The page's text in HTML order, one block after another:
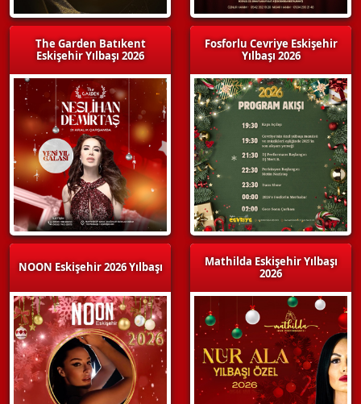
The Garden Batıkent
Eskişehir Yılbaşı 2026
NOON Eskişehir 2026 Yılbaşı
Fosforlu Cevriye Eskişehir
Yılbaşı 2026
Mathilda Eskişehir Yılbaşı
2026